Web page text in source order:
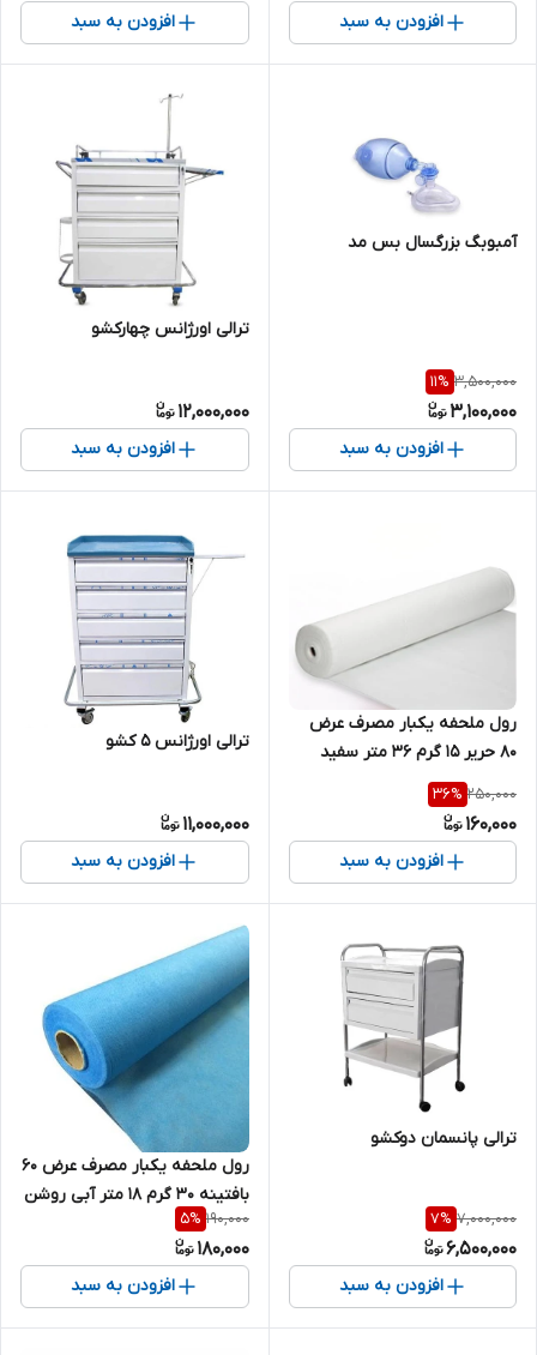
افزودن به سبد افزودن به سبد
آمبوبگ بزرگسال بس مد
3,500,000
11%
3,100,000
افزودن به سبد
ترالی اورژانس چهارکشو
12,000,000
افزودن به سبد
رول ملحفه یکبار مصرف عرض
80 حریر 15 گرم 36 متر سفید
250,000
36%
160,000
افزودن به سبد
ترالی اورژانس 5 کشو
11,000,000
افزودن به سبد
ترالی پانسمان دوکشو
7,000,000
7%
6,500,000
افزودن به سبد
رول ملحفه یکبار مصرف عرض 60
بافتینه 30 گرم 18 متر آبی روشن
190,000
5%
180,000
افزودن به سبد